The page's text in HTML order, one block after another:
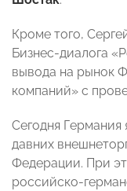
Кроме того,
Бизнес-диалога
вывода на рынок
компаний» с
Сегодня Германия
давних
Федерации. При
российско-